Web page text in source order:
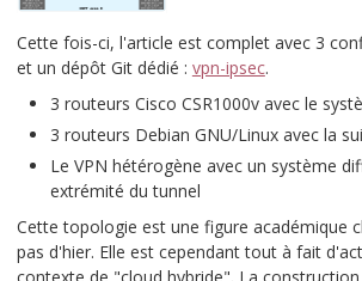
Cette fois-ci, l'article est complet avec 3
et un dépôt Git dédié : vpn-ipsec.
3 routeurs Cisco CSR1000v avec le
3 routeurs Debian GNU/Linux avec la
Le VPN hétérogène avec un système
extrémité du tunnel
Cette topologie est une figure académique
pas d'hier. Elle est cependant tout à fait